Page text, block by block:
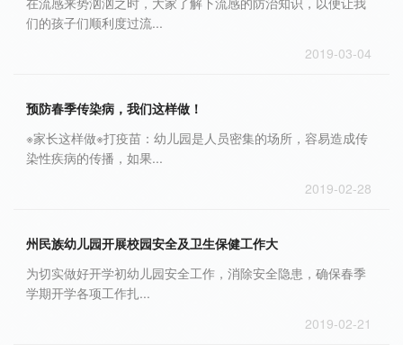
们的孩子们顺利度过流...
2019-03-04
预防春季传染病，我们这样做！
※家长这样做※打疫苗：幼儿园是人员密集的场所，容易造成传
染性疾病的传播，如果...
2019-02-28
州民族幼儿园开展校园安全及卫生保健工作大
为切实做好开学初幼儿园安全工作，消除安全隐患，确保春季
学期开学各项工作扎...
2019-02-21